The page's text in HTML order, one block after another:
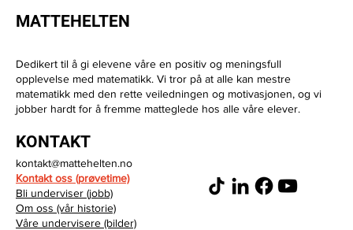
🎓 Hvordan er det egentlig å jobbe som
privatlærer i Mattehelten?
MATTEHELTEN
Dedikert til å gi elevene våre en positiv og meningsfull
opplevelse med matematikk. Vi tror på at alle kan mestre
matematikk med den rette veiledningen og motivasjonen, og vi
jobber hardt for å fremme matteglede hos alle våre elever.
KONTAKT
kontakt@mattehelten.no
Kontakt oss (prøvetime)
Bli underviser (jobb)
Om oss (vår historie)
Våre undervisere (bilder)